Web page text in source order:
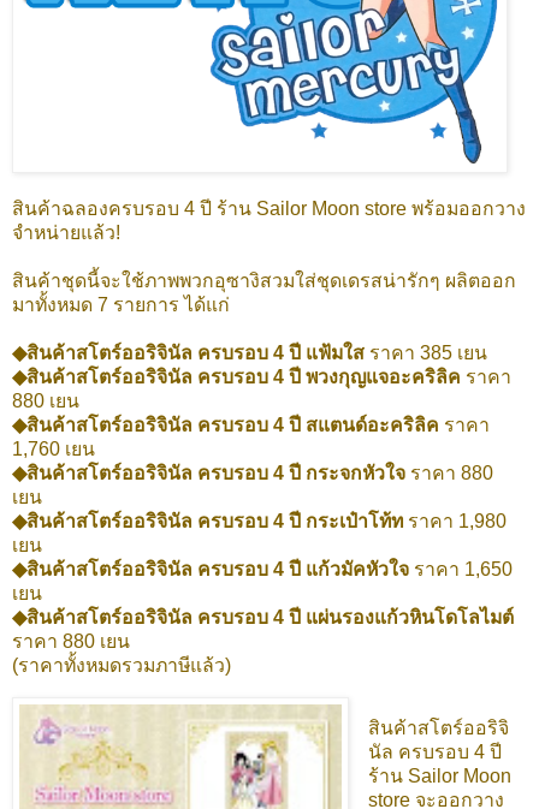
สินค้าฉลองครบรอบ 4 ปี ร้าน Sailor Moon store พร้อมออกวาง
จำหน่ายแล้ว!
สินค้าชุดนี้จะใช้ภาพพวกอุซางิสวมใส่ชุดเดรสน่ารักๆ ผลิตออก
มาทั้งหมด 7 รายการ ได้แก่
◆สินค้าสโตร์ออริจินัล ครบรอบ 4 ปี แฟ้มใส ราคา 385 เยน
◆สินค้าสโตร์ออริจินัล ครบรอบ 4 ปี พวงกุญแจอะคริลิค ราคา
880 เยน
◆สินค้าสโตร์ออริจินัล ครบรอบ 4 ปี สแตนด์อะคริลิค ราคา
1,760 เยน
◆สินค้าสโตร์ออริจินัล ครบรอบ 4 ปี กระจกหัวใจ ราคา 880
เยน
◆สินค้าสโตร์ออริจินัล ครบรอบ 4 ปี กระเป๋าโท้ท ราคา 1,980
เยน
◆สินค้าสโตร์ออริจินัล ครบรอบ 4 ปี แก้วมัคหัวใจ ราคา 1,650
เยน
◆สินค้าสโตร์ออริจินัล ครบรอบ 4 ปี แผ่นรองแก้วหินโดโลไมต์
ราคา 880 เยน
(ราคาทั้งหมดรวมภาษีแล้ว)
สินค้าสโตร์ออริจิ
นัล ครบรอบ 4 ปี
ร้าน Sailor Moon
store จะออกวาง